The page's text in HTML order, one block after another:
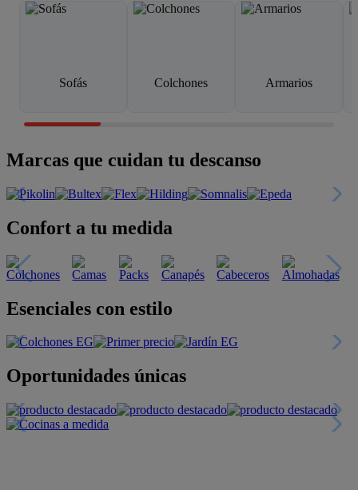
Sofás Colchones Armarios
Marcas que cuidan tu descanso
Confort a tu medida
Esenciales con estilo
Oportunidades únicas